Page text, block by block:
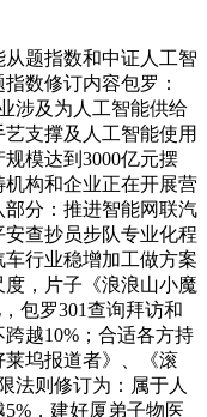
题指数和中证人工智
数修订内容包罗：
涉及为人工智能供给
支撑及人工智能使用
模达到3000亿元摆
构和企业正在开展营
分：推进智能网联汽
查抄员步队专业化程
行业稳增加工做方案
度，片子《浪浪山小魔
包罗301查询拜访和
越10%；合适各方持
坞报道者》、《滚
法则修订为：属于人
，建好厦弟子物医